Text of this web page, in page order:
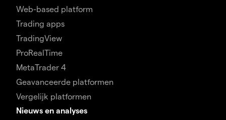
Web-based platform
Trading apps
TradingView
ProRealTime
MetaTrader 4
Geavanceerde platformen
Vergelijk platformen
Nieuws en analyses